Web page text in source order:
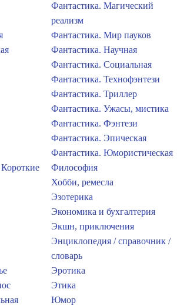
Фантастика. Магический
реализм
Фантастика. Мир пауков
Фантастика. Научная
Фантастика. Социальная
Фантастика. Технофэнтези
Фантастика. Триллер
Фантастика. Ужасы, мистика
Фантастика. Фэнтези
Фантастика. Эпическая
Фантастика. Юмористическая
Философия
Хобби, ремесла
Эзотерика
Экономика и бухгалтерия
Экшн, приключения
Энциклопедия / справочник /
словарь
Эротика
Этика
Юмор